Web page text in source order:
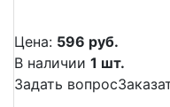
Цена: 596 руб.
В наличии 1 шт.
Задать вопрос